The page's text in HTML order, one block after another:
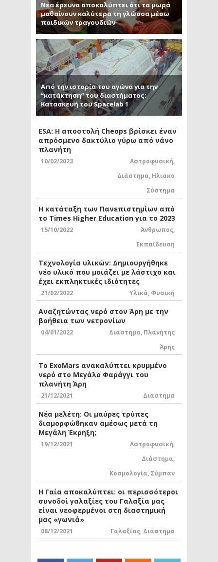
Νέα έρευνα αποκαλύπτει ότι τα μωρά
μαθαίνουν καλύτερα τη γλώσσα μέσω
παιδικών τραγουδιών
Από την ιστορία του αγώνα για την
“κατάκτηση” του διαστήματος:
Κατασκευή του Spacelab 1
ESA: Η αποστολή Cheops βρίσκει έναν
απρόσμενο δακτύλιο γύρω από νάνο
πλανήτη
10/02/2023 Αστροφυσική,
Διάστημα, Ηλιακό
Σύστημα
Η κατάταξη των Πανεπιστημίων από
το Times Higher Education για το 2023
15/10/2022 Άνθρωπος,
Εκπαίδευση
Τεχνολογία υλικών: Δημιουργήθηκε
νέο υλικό που μοιάζει με λάστιχο και
έχει εκπληκτικές ιδιότητες
21/02/2022 Υλικά, Φυσική
Αναζητώντας νερό στον Άρη με την
βοήθεια των νετρονίων
04/01/2022 Διάστημα, Πλανήτης
Άρης
Το ExoMars ανακαλύπτει κρυμμένο
νερό στο Μεγάλο Φαράγγι του
πλανήτη Άρη
21/12/2021 Διάστημα
Νέα μελέτη: Οι μαύρες τρύπες
διαμορφώθηκαν αμέσως μετά τη
Μεγάλη Έκρηξη;
19/12/2021 Αστροφυσική,
Διάστημα,
Κοσμολογία, Σύμπαν
Η Γαία αποκαλύπτει: οι περισσότεροι
συνοδοί γαλαξίες του Γαλαξία μας
είναι νεοφερμένοι στη διαστημική
μας «γωνιά»
08/12/2021 Γαλαξίας, Διάστημα